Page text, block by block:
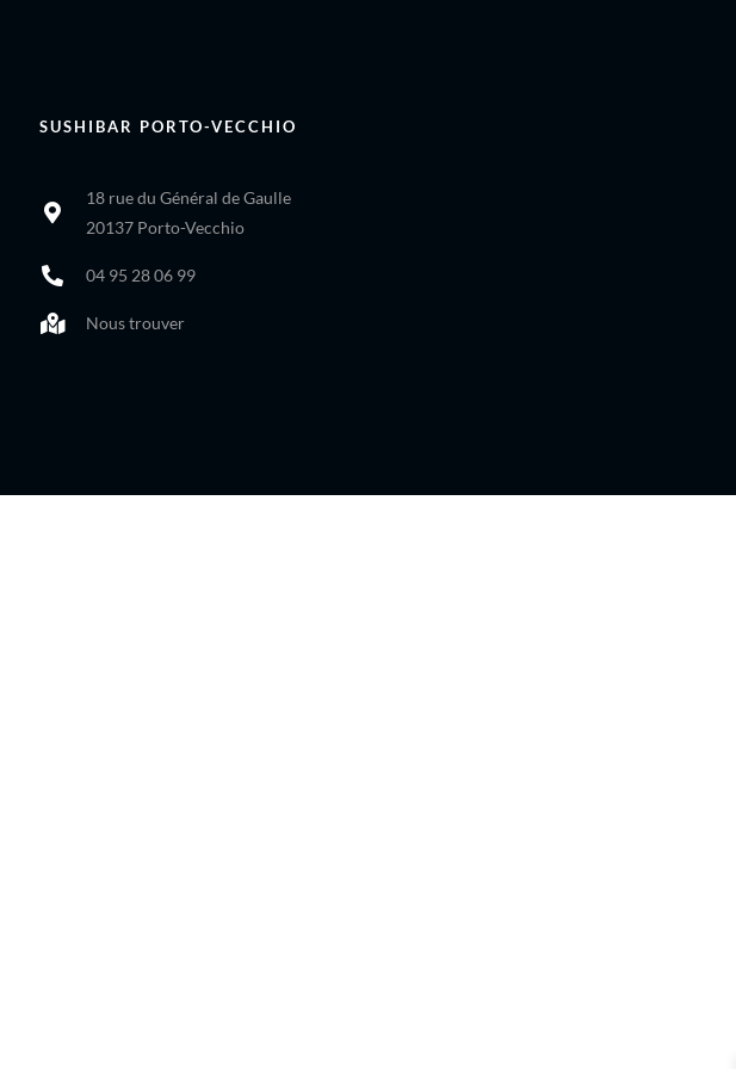
SUSHIBAR PORTO-VECCHIO
18 rue du Général de Gaulle
20137 Porto-Vecchio
04 95 28 06 99
Nous trouver